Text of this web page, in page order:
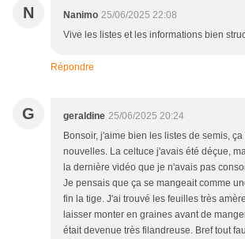
N Nanimo 25/06/2025 22:08
Vive les listes et les informations bien
Répondre
G geraldine 25/06/2025 20:24
Bonsoir, j'aime bien les listes de semis,
nouvelles. La celtuce j'avais été déçue,
la dernière vidéo que je n'avais pas
Je pensais que ça se mangeait comme
fin la tige. J'ai trouvé les feuilles très
laisser monter en graines avant de
était devenue très filandreuse. Bref tout